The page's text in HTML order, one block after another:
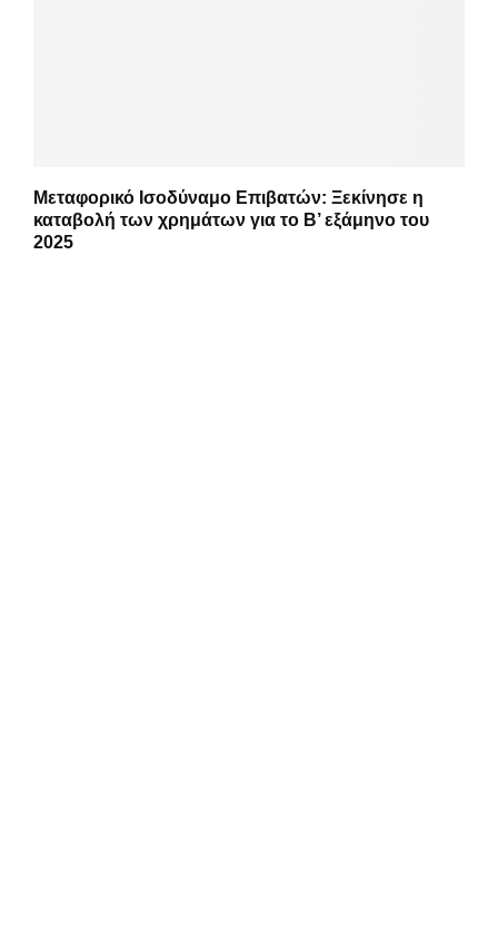
Μεταφορικό Ισοδύναμο Επιβατών: Ξεκίνησε η
καταβολή των χρημάτων για το Β’ εξάμηνο του
2025